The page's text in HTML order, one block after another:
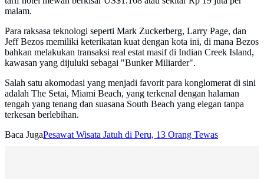
malam.
Para raksasa teknologi seperti Mark Zuckerberg, Larry Page, dan
Jeff Bezos memiliki keterikatan kuat dengan kota ini, di mana Bezos
bahkan melakukan transaksi real estat masif di Indian Creek Island,
kawasan yang dijuluki sebagai "Bunker Miliarder".
Salah satu akomodasi yang menjadi favorit para konglomerat di sini
adalah The Setai, Miami Beach, yang terkenal dengan halaman
tengah yang tenang dan suasana South Beach yang elegan tanpa
terkesan berlebihan.
Baca JugaPesawat Wisata Jatuh di Peru, 13 Orang Tewas